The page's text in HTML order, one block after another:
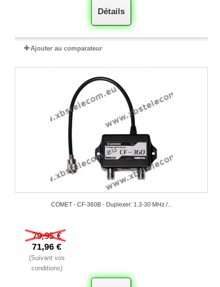
Détails
Ajouter au comparateur
COMET - CF-360B - Duplexer: 1.3-30 MHz /...
79,95 €
71,96 €
(Suivant vos
conditions)